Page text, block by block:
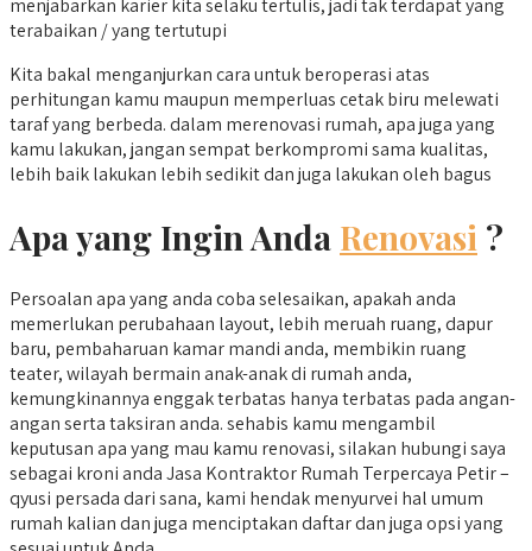
menjabarkan karier kita selaku tertulis, jadi tak terdapat yang
terabaikan / yang tertutupi
Kita bakal menganjurkan cara untuk beroperasi atas
perhitungan kamu maupun memperluas cetak biru melewati
taraf yang berbeda. dalam merenovasi rumah, apa juga yang
kamu lakukan, jangan sempat berkompromi sama kualitas,
lebih baik lakukan lebih sedikit dan juga lakukan oleh bagus
Apa yang Ingin Anda Renovasi ?
Persoalan apa yang anda coba selesaikan, apakah anda
memerlukan perubahaan layout, lebih meruah ruang, dapur
baru, pembaharuan kamar mandi anda, membikin ruang
teater, wilayah bermain anak-anak di rumah anda,
kemungkinannya enggak terbatas hanya terbatas pada angan-
angan serta taksiran anda. sehabis kamu mengambil
keputusan apa yang mau kamu renovasi, silakan hubungi saya
sebagai kroni anda Jasa Kontraktor Rumah Terpercaya Petir –
qyusi persada dari sana, kami hendak menyurvei hal umum
rumah kalian dan juga menciptakan daftar dan juga opsi yang